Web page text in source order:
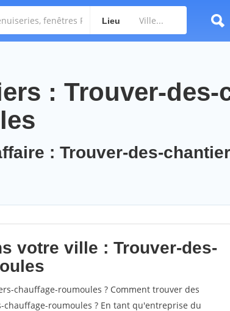
Lieu
: Trouver-des-
: Trouver-des-
votre ville : Trouver-des-
chauffage-roumoules ? Comment trouver des
roumoules ? En tant qu'entreprise du